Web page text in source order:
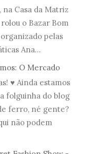
na Casa da Matriz
o Bazar Bom
pelas
Ana...
O Mercado
♥ Ainda estamos
folguinha do blog
ferro, né gente?
não podem